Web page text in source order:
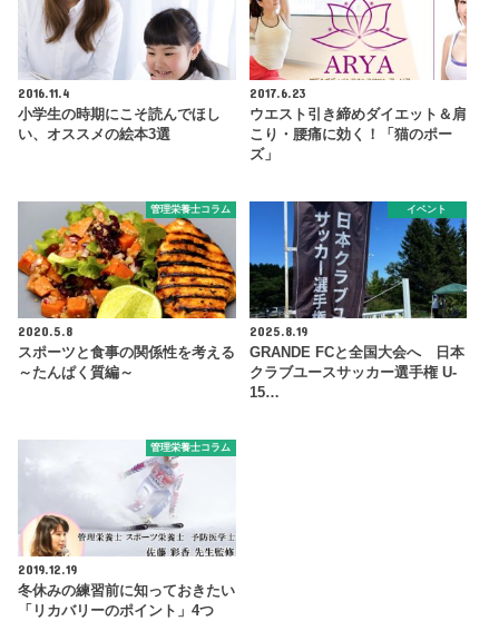
2016.11.4
小学生の時期にこそ読んでほし
い、オススメの絵本3選
2017.6.23
ウエスト引き締めダイエット＆肩
こり・腰痛に効く！「猫のポー
ズ」
管理栄養士コラム
2020.5.8
スポーツと食事の関係性を考える
～たんぱく質編～
イベント
2025.8.19
GRANDE FCと全国大会へ 日本
クラブユースサッカー選手権 U-
15…
管理栄養士コラム
2019.12.19
冬休みの練習前に知っておきたい
「リカバリーのポイント」4つ